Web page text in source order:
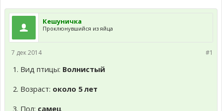
Кешуничка
Проклюнувшийся из яйца
#1
7 дек 2014
1. Вид птицы: Волнистый
2. Возраст: около 5 лет
3. Пол: самец